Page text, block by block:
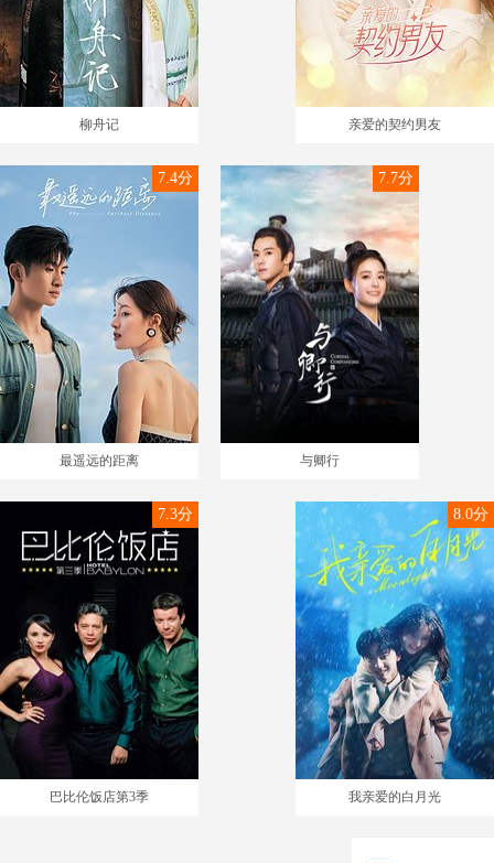
柳舟记 亲爱的契约男友
最遥远的距离
7.4分
与卿行
7.7分
巴比伦饭店第3季
7.3分
我亲爱的白月光
8.0分